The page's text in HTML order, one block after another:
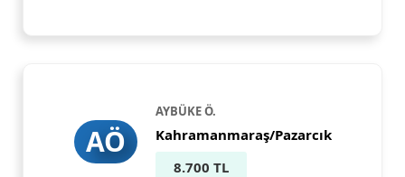
AÖ
AYBÜKE Ö.
Kahramanmaraş/Pazarcık
8.700 TL